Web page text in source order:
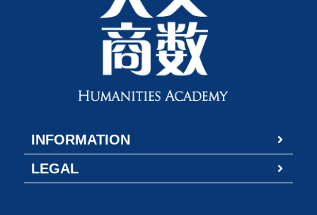
INFORMATION
LEGAL